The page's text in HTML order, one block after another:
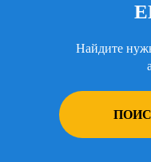
Найдите